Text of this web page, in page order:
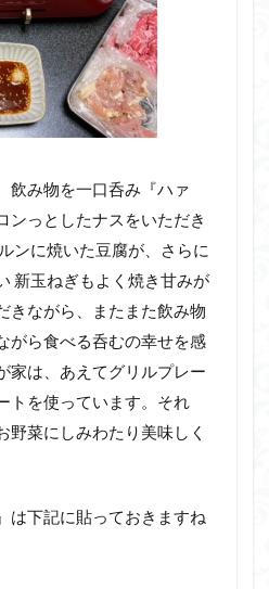
飲み物を一口呑み『ハァ
ンっとしたナスをいただき
ンに焼いた豆腐が、さらに
新玉ねぎもよく焼き甘みが
きながら、またまた飲み物
がら食べる呑むの幸せを感
家は、あえてグリルプレー
トを使っています。それ
野菜にしみわたり美味しく
は下記に貼っておきますね